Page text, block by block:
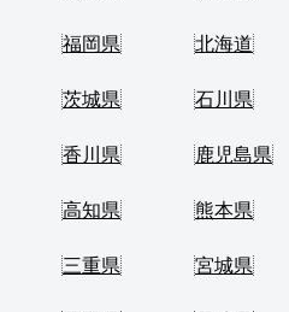
福岡県 北海道
茨城県 石川県
香川県 鹿児島県
高知県 熊本県
三重県 宮城県